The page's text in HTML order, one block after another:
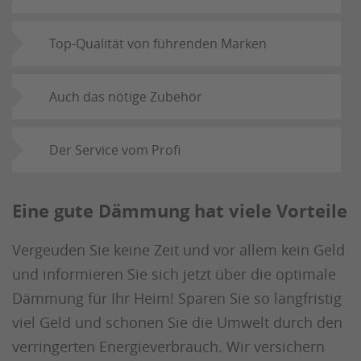
Top-Qualität von führenden Marken
Auch das nötige Zubehör
Der Service vom Profi
Eine gute Dämmung hat viele Vorteile
Vergeuden Sie keine Zeit und vor allem kein Geld
und informieren Sie sich jetzt über die optimale
Dämmung für Ihr Heim! Sparen Sie so langfristig
viel Geld und schonen Sie die Umwelt durch den
verringerten Energieverbrauch. Wir versichern